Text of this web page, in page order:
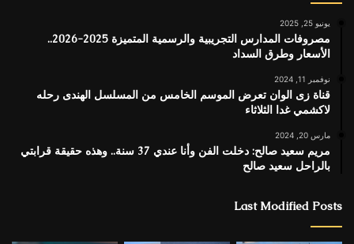
يونيو 25, 2025
مصروفات المدارس التجريبية والرسمية المتميزة 2025-2026..
الأسعار وطرق السداد
نوفمبر 11, 2024
قناة زى الوان تعرض الموسم الخامس من المسلسل الهندى رحله
لاكشمي غدا الثلاثاء
مارس 20, 2024
مريم سعيد صالح: دخلت الفن وأنا عندي 37 سنة.. وهذه حقيقة قرابتي
بالراحل سعيد صالح
Last Modified Posts